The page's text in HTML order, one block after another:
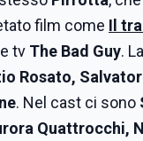
film come Il
tv The Bad Guy.
Rosato,
. Nel cast ci sono
Quattrocchi,